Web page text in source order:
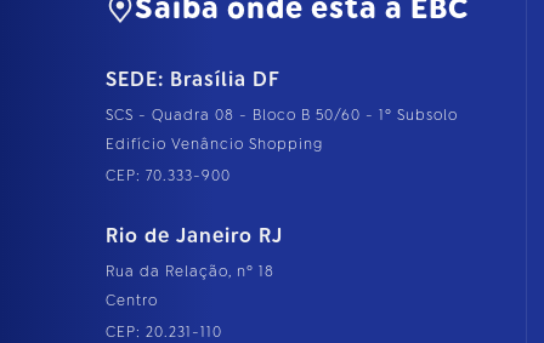
Saiba onde está a EBC
SEDE: Brasília DF
SCS - Quadra 08 - Bloco B 50/60 - 1º Subsolo
Edifício Venâncio Shopping
CEP: 70.333-900
Rio de Janeiro RJ
Rua da Relação, nº 18
Centro
CEP: 20.231-110